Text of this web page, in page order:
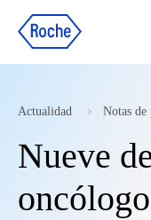
Actualidad Notas de
Nueve